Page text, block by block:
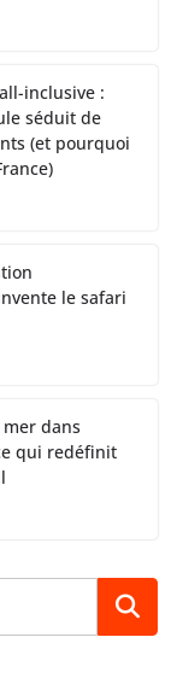
inclusive :
séduit de
(et pourquoi
le safari
dans
qui redéfinit